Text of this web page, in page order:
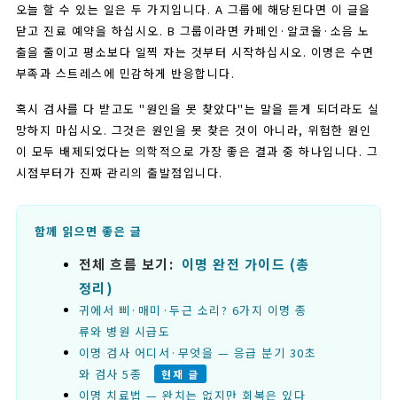
오늘 할 수 있는 일은 두 가지입니다. A 그룹에 해당된다면 이 글을
닫고 진료 예약을 하십시오. B 그룹이라면 카페인·알코올·소음 노
출을 줄이고 평소보다 일찍 자는 것부터 시작하십시오. 이명은 수면
부족과 스트레스에 민감하게 반응합니다.
혹시 검사를 다 받고도 "원인을 못 찾았다"는 말을 듣게 되더라도 실
망하지 마십시오. 그것은 원인을 못 찾은 것이 아니라, 위험한 원인
이 모두 배제되었다는 의학적으로 가장 좋은 결과 중 하나입니다. 그
시점부터가 진짜 관리의 출발점입니다.
함께 읽으면 좋은 글
전체 흐름 보기: 이명 완전 가이드 (총
정리)
귀에서 삐·매미·두근 소리? 6가지 이명 종
류와 병원 시급도
이명 검사 어디서·무엇을 — 응급 분기 30초
와 검사 5종
현재 글
이명 치료법 — 완치는 없지만 회복은 있다